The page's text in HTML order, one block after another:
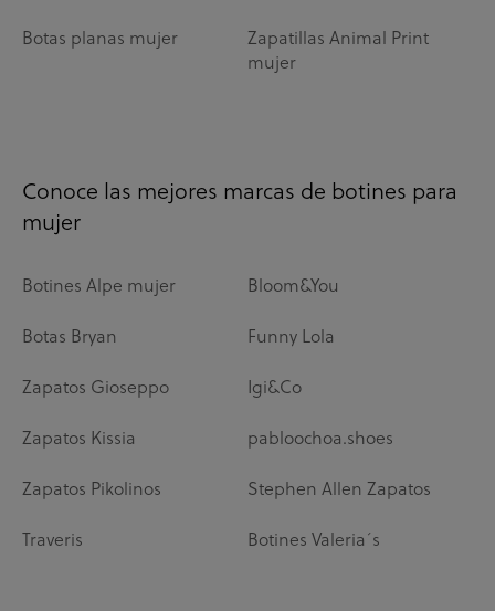
Botas planas mujer
Zapatillas Animal Print
mujer
Conoce las mejores marcas de botines para
mujer
Botines Alpe mujer Bloom&You
Botas Bryan Funny Lola
Zapatos Gioseppo Igi&Co
Zapatos Kissia pabloochoa.shoes
Zapatos Pikolinos Stephen Allen Zapatos
Traveris Botines Valeria´s